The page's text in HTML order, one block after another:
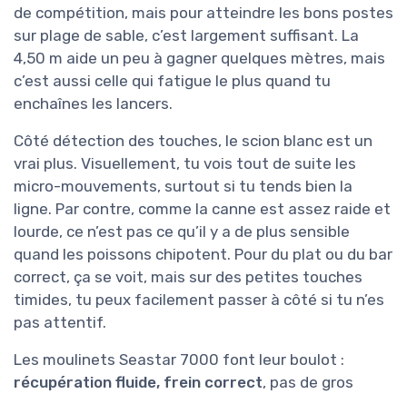
de compétition, mais pour atteindre les bons postes
sur plage de sable, c’est largement suffisant. La
4,50 m aide un peu à gagner quelques mètres, mais
c’est aussi celle qui fatigue le plus quand tu
enchaînes les lancers.
Côté détection des touches, le scion blanc est un
vrai plus. Visuellement, tu vois tout de suite les
micro-mouvements, surtout si tu tends bien la
ligne. Par contre, comme la canne est assez raide et
lourde, ce n’est pas ce qu’il y a de plus sensible
quand les poissons chipotent. Pour du plat ou du bar
correct, ça se voit, mais sur des petites touches
timides, tu peux facilement passer à côté si tu n’es
pas attentif.
Les moulinets Seastar 7000 font leur boulot :
récupération fluide, frein correct, pas de gros